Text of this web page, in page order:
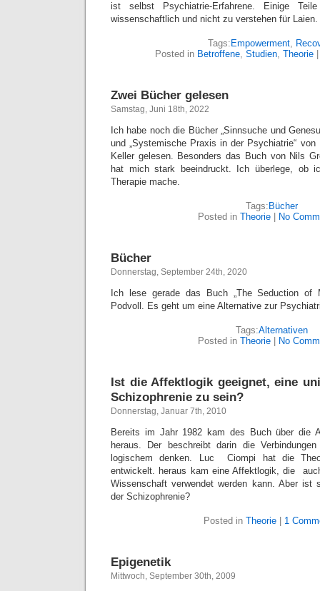
ist selbst Psychiatrie-Erfahrene. Einige
wissenschaftlich und nicht zu verstehen für Laien.
Tags: Empowerment,
Posted in Betroffene, Studien, Theorie
Zwei Bücher gelesen
Samstag, Juni 18th, 2022
Ich habe noch die Bücher „Sinnsuche und
und „Systemische Praxis in der Psychiatrie“
Keller gelesen. Besonders das Buch von Nils
hat mich stark beeindruckt. Ich überlege, ob
Therapie mache.
Tags: Bücher
Posted in Theorie| No
Bücher
Donnerstag, September 24th, 2020
Ich lese gerade das Buch „The Seduction of
Podvoll. Es geht um eine Alternative zur
Tags:Alternativen
Posted in Theorie| No
Ist die Affektlogik geeignet, eine
Schizophrenie zu sein?
Donnerstag, Januar 7th, 2010
Bereits im Jahr 1982 kam des Buch über die
heraus. Der beschreibt darin die
logischem denken. Luc Ciompi hat die
entwickelt. heraus kam eine Affektlogik, die
Wissenschaft verwendet werden kann. Aber ist
der Schizophrenie?
Posted in Theorie| 1
Epigenetik
Mittwoch, September 30th, 2009